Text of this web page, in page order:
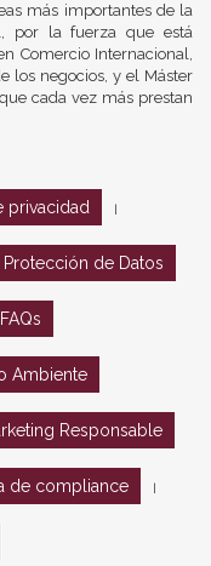
más importantes de la
por la fuerza que está
Comercio Internacional,
los negocios, y el Máster
cada vez más prestan
privacidad
Protección de Datos
FAQs
Ambiente
Responsable
de compliance